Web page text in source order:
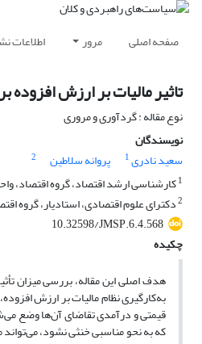
صفحه اصلی مرور اطلاعات
تاثیر مالیات بر ارزش
نوع مقاله : گردآوری و مروری
نویسندگان
سعید نادری1 پروانه سلاطین
2
1کارشناسی ارشد اقتصاد، گروه اقتصاد،
2دکترای علوم اقتصادی، استادیار، گروه
10.32598/JMSP.6.4.568
چکیده
هدف اصلی این مقاله، بررسی میزان
به‌کارگیری نظام مالیات بر ارزش
قیمتی و درآمدی تقاضای آ­ن‌­ها وضع
که به نحو مناسبی خنثی نشود،